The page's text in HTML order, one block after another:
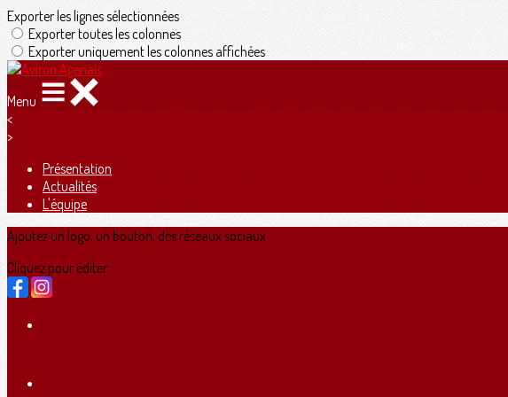
Exporter les lignes sélectionnées
Exporter toutes les colonnes
Exporter uniquement les colonnes affichées
Menu
<
>
Présentation
Actualités
L'équipe
Ajoutez un logo, un bouton, des réseaux sociaux
Cliquez pour éditer